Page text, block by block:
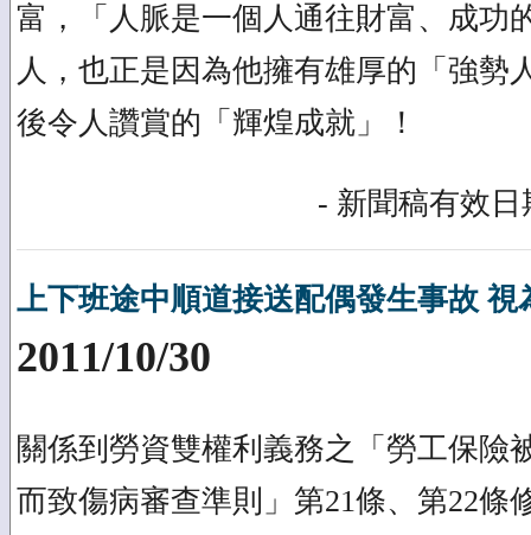
富，「人脈是一個人通往財富、成功
人，也正是因為他擁有雄厚的「強勢
後令人讚賞的「輝煌成就」！
- 新聞稿有效日
上下班途中順道接送配偶發生事故 視
2011/10/30
關係到勞資雙權利義務之「勞工保險
而致傷病審查準則」第21條、第22條